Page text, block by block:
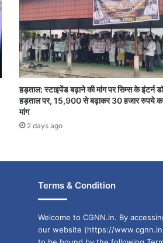
हड़ताल: स्टाइपेंड बढ़ाने की मांग पर सिम्स के इंटर्न
हड़ताल पर, 15,900 से बढ़ाकर 30 हजार रुपये
मांग
2 days ago
Terms & Condition
Welcome to CGNN.in. By
our website (https://